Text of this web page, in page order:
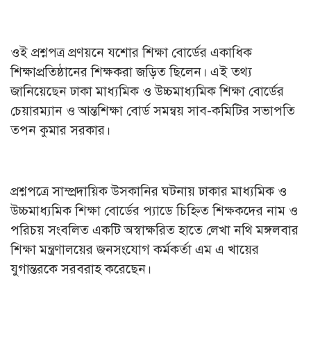
ওই প্রশ্নপত্র প্রণয়নে যশোর শিক্ষা বোর্ডের একাধিক
শিক্ষাপ্রতিষ্ঠানের শিক্ষকরা জড়িত ছিলেন। এই তথ্য
জানিয়েছেন ঢাকা মাধ্যমিক ও উচ্চমাধ্যমিক শিক্ষা বোর্ডের
চেয়ারম্যান ও আন্তশিক্ষা বোর্ড সমন্বয় সাব-কমিটির সভাপতি
তপন কুমার সরকার।
প্রশ্নপত্রে সাম্প্রদায়িক উসকানির ঘটনায় ঢাকার মাধ্যমিক ও
উচ্চমাধ্যমিক শিক্ষা বোর্ডের প্যাডে চিহ্নিত শিক্ষকদের নাম ও
পরিচয় সংবলিত একটি অস্বাক্ষরিত হাতে লেখা নথি মঙ্গলবার
শিক্ষা মন্ত্রণালয়ের জনসংযোগ কর্মকর্তা এম এ খায়ের
যুগান্তরকে সরবরাহ করেছেন।